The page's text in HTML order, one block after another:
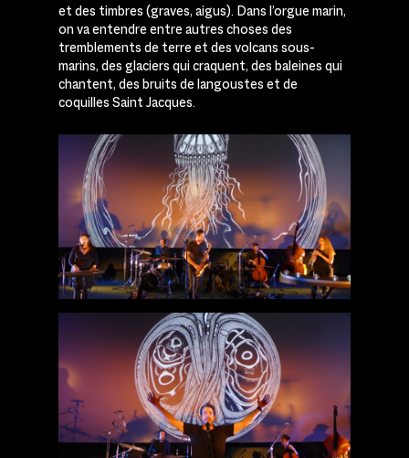
et des timbres (graves, aigus). Dans l’orgue marin,
on va entendre entre autres choses des
tremblements de terre et des volcans sous-
marins, des glaciers qui craquent, des baleines qui
chantent, des bruits de langoustes et de
coquilles Saint Jacques.